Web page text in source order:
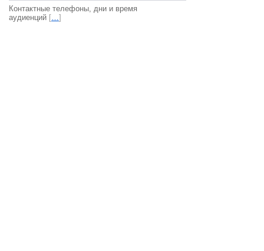
Контактные телефоны, дни и время
аудиенций […]